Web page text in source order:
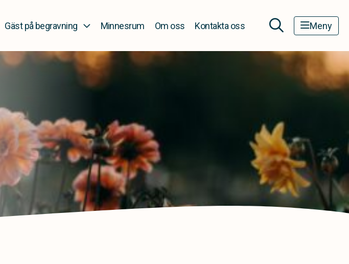
Gäst på begravning Minnesrum Om oss Kontakta oss Meny